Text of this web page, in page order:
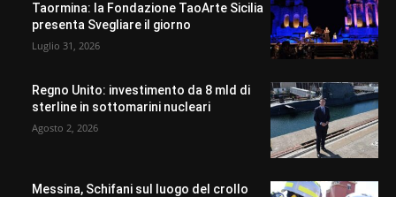
Taormina: la Fondazione TaoArte Sicilia
presenta Svegliare il giorno
Luglio 31, 2026
Regno Unito: investimento da 8 mld di
sterline in sottomarini nucleari
Agosto 2, 2026
Messina, Schifani sul luogo del crollo